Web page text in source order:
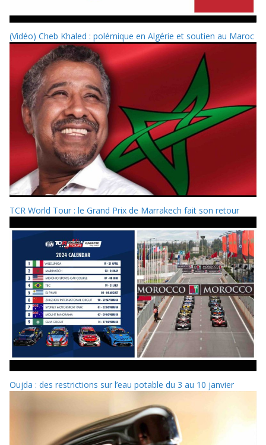
(Vidéo) Cheb Khaled : polémique en Algérie et soutien au Maroc
TCR World Tour : le Grand Prix de Marrakech fait son retour
Oujda : des restrictions sur l’eau potable du 3 au 10 janvier